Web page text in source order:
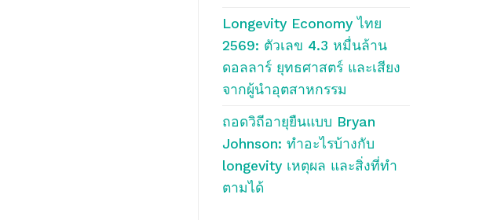
Longevity Economy ไทย
2569: ตัวเลข 4.3 หมื่นล้าน
ดอลลาร์ ยุทธศาสตร์ และเสียง
จากผู้นำอุตสาหกรรม
ถอดวิถีอายุยืนแบบ Bryan
Johnson: ทำอะไรบ้างกับ
longevity เหตุผล และสิ่งที่ทำ
ตามได้